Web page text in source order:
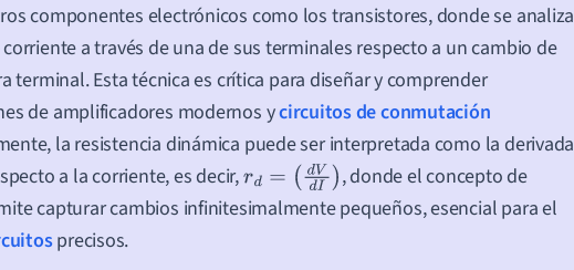
componentes electrónicos como los transistores, donde se analiza
a través de una de sus terminales respecto a un cambio de
terminal. Esta técnica es crítica para diseñar y comprender
de amplificadores modernos ycircuitos de conmutación
la resistencia dinámica puede ser interpretada como la derivada
a la corriente, es decir,rd=(d VdI)
, donde el concepto de
capturar cambios infinitesimalmente pequeños, esencial para el
precisos.